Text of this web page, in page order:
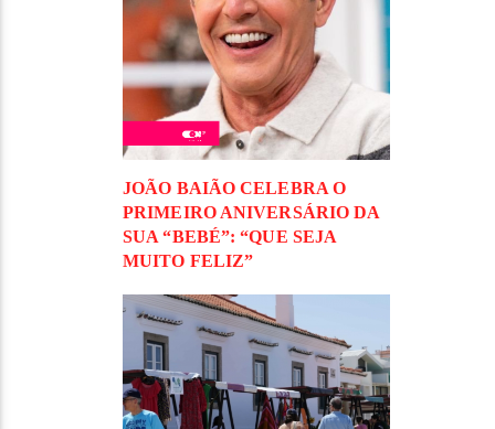
JOÃO BAIÃO CELEBRA O
PRIMEIRO ANIVERSÁRIO DA
SUA “BEBÉ”: “QUE SEJA
MUITO FELIZ”